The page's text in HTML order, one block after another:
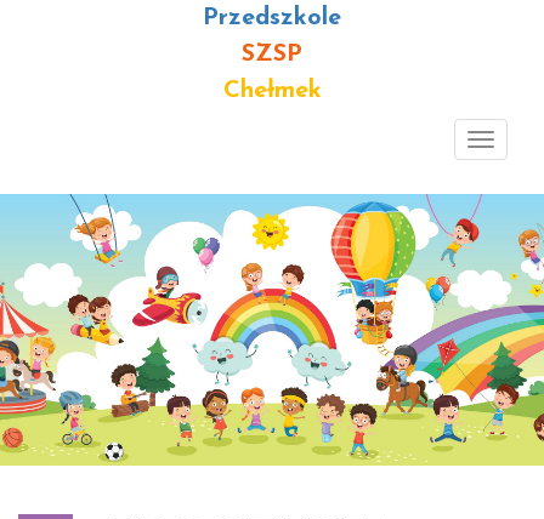
Przedszkole
SZSP
Chełmek